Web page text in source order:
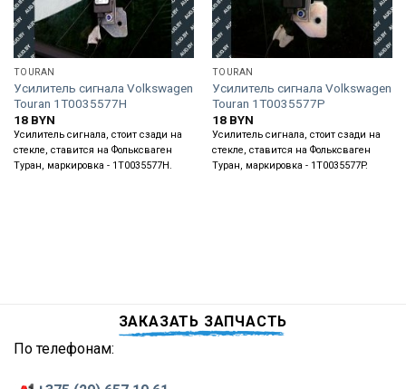
TOURAN
Усилитель сигнала Volkswagen
Touran 1T0035577H
18 BYN
Усилитель сигнала, стоит сзади на
стекле, ставится на Фольксваген
Туран, маркировка - 1T0035577H.
TOURAN
Усилитель сигнала Volkswagen
Touran 1T0035577P
18 BYN
Усилитель сигнала, стоит сзади на
стекле, ставится на Фольксваген
Туран, маркировка - 1T0035577P.
ЗАКАЗАТЬ ЗАПЧАСТЬ
По телефонам: